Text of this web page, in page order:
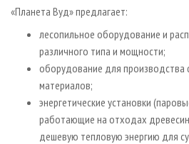
«Планета Вуд» предлагает:
лесопильное оборудование и
различного типа и мощности;
оборудование для производства
материалов;
энергетические установки
работающие на отходах
дешевую тепловую энергию для